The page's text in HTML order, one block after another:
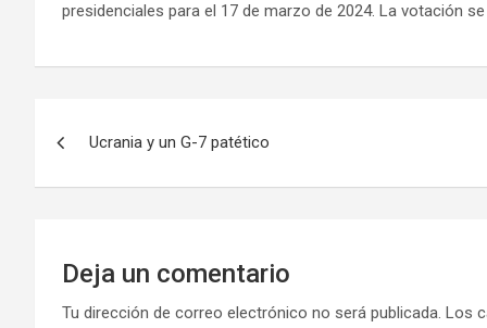
presidenciales para el 17 de marzo de 2024. La votación
Ucrania y un G-7 patético
Deja un comentario
Tu dirección de correo electrónico no será publicada. Los